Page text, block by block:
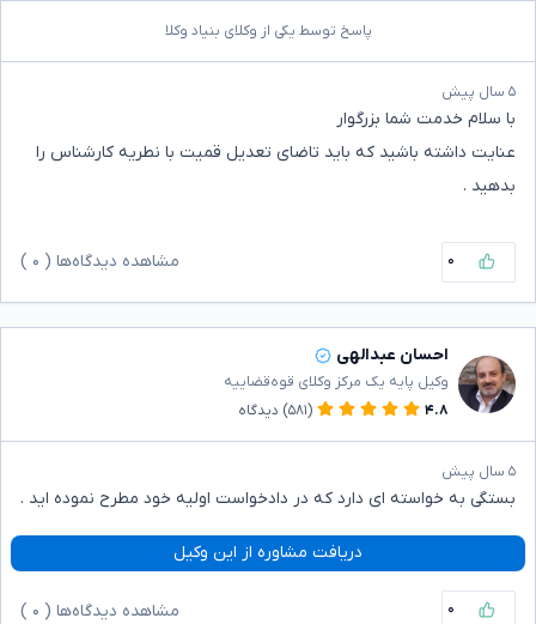
پاسخ توسط یکی از وکلای بنیاد وکلا
۵ سال پیش
با سلام خدمت شما بزرگوار
عنایت داشته باشید که باید تاضای تعدیل قمیت با نطریه کارشناس را
بدهید .
۰ مشاهده دیدگاه‌ها ( ۰
احسان عبدالهی
وکیل پایه یک مرکز وکلای قوه‌قضاییه
۴.۸
(۵۸۱) دیدگاه
۵ سال پیش
بستگی به خواسته ای دارد که در دادخواست اولیه خود مطرح نموده اید .
دریافت مشاوره از این وکیل
۰ مشاهده دیدگاه‌ها ( ۰